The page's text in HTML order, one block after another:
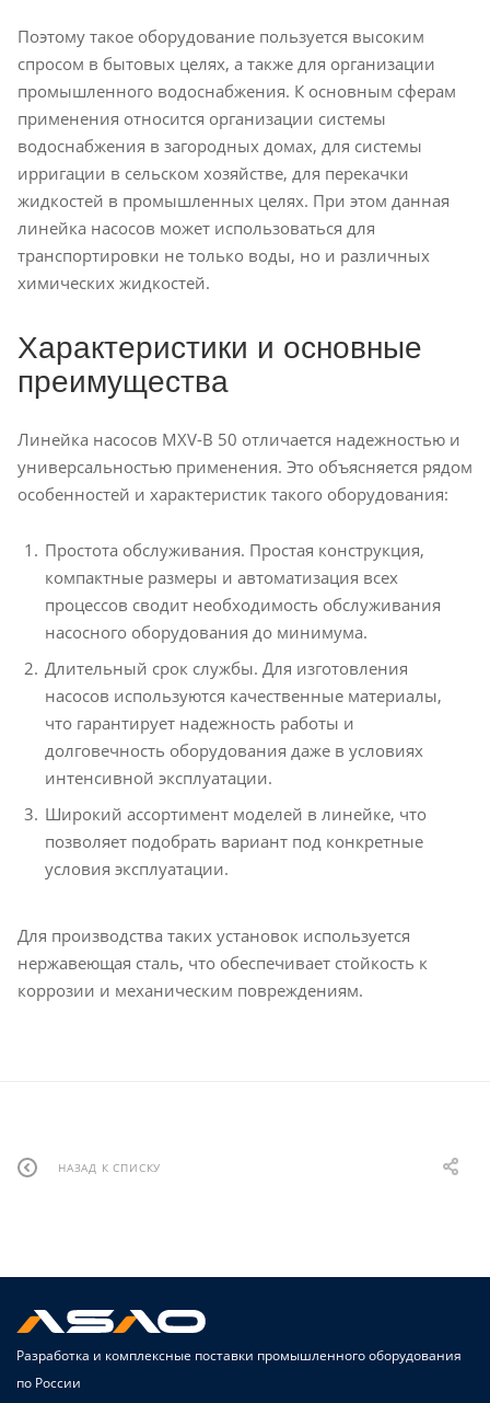
Поэтому такое оборудование пользуется высоким
спросом в бытовых целях, а также для организации
промышленного водоснабжения. К основным сферам
применения относится организации системы
водоснабжения в загородных домах, для системы
ирригации в сельском хозяйстве, для перекачки
жидкостей в промышленных целях. При этом данная
линейка насосов может использоваться для
транспортировки не только воды, но и различных
химических жидкостей.
Характеристики и основные
преимущества
Линейка насосов MXV-B 50 отличается надежностью и
универсальностью применения. Это объясняется рядом
особенностей и характеристик такого оборудования:
Простота обслуживания. Простая конструкция,
компактные размеры и автоматизация всех
процессов сводит необходимость обслуживания
насосного оборудования до минимума.
Длительный срок службы. Для изготовления
насосов используются качественные материалы,
что гарантирует надежность работы и
долговечность оборудования даже в условиях
интенсивной эксплуатации.
Широкий ассортимент моделей в линейке, что
позволяет подобрать вариант под конкретные
условия эксплуатации.
Для производства таких установок используется
нержавеющая сталь, что обеспечивает стойкость к
коррозии и механическим повреждениям.
НАЗАД К СПИСКУ
Разработка и комплексные поставки промышленного оборудования
по России